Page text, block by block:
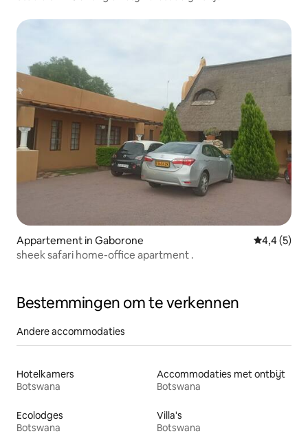
Appartement in Gaborone
4,4 (5)
sheek safari home-office apartment .
Bestemmingen om te verkennen
Andere accommodaties
Hotelkamers
Botswana
Accommodaties met ontbijt
Botswana
Ecolodges
Botswana
Villa's
Botswana